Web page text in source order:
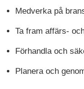
Medverka på
Ta fram affärs-
Förhandla och
Planera och